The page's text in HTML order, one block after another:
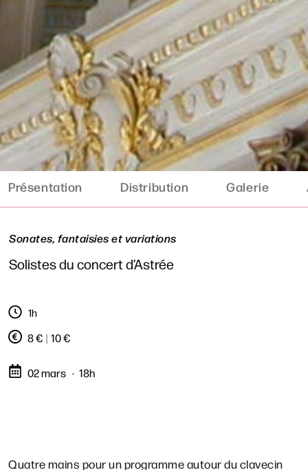
Présentation Distribution Galerie
Sonates, fantaisies et variations
Solistes du concert d’Astrée
1h
8 € | 10 €
02 mars 18h
Quatre mains pour un programme autour du clavecin